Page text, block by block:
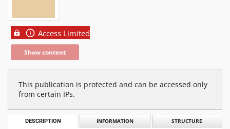
Access Limited
Show content
This publication is protected and can be accessed only
from certain IPs.
DESCRIPTION INFORMATION STRUCTURE